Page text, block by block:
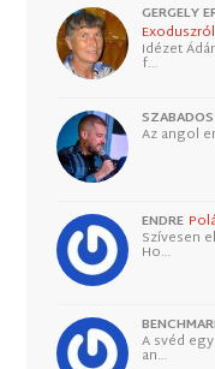
GERGELY
Idézet
f…
Az angol
ENDRE
Szívesen
Ho…
A svéd
an…